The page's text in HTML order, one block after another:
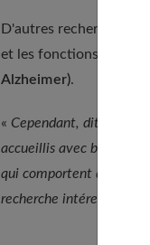
D'autres recherches
et les fonctions
Alzheimer).
« Cependant, dit
accueillis avec
qui comportent de
recherche intéressantes.